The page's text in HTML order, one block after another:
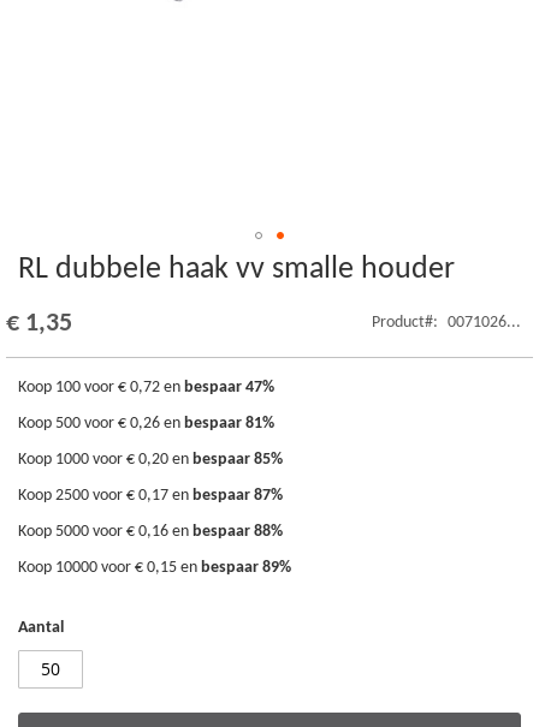
Ga
het
begin
van
de
gallerij
RL dubbele haak vv smalle houder
€ 1,35 Product 0071026...
Koop 100 voor € 0,72 en bespaar 47%
Koop 500 voor € 0,26 en bespaar 81%
Koop 1000 voor € 0,20 en bespaar 85%
Koop 2500 voor € 0,17 en bespaar 87%
Koop 5000 voor € 0,16 en bespaar 88%
Koop 10000 voor € 0,15 en bespaar 89%
Aantal